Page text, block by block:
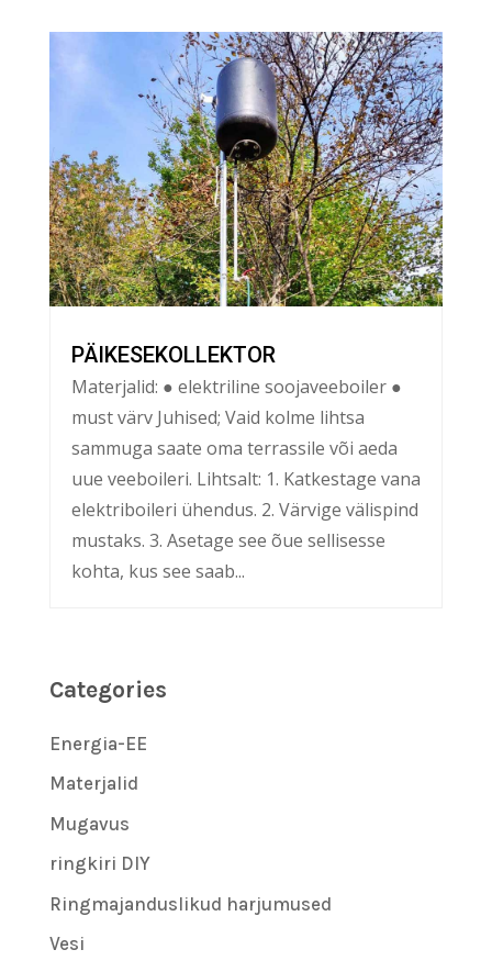
PÄIKESEKOLLEKTOR
Materjalid: ● elektriline soojaveeboiler ●
must värv Juhised; Vaid kolme lihtsa
sammuga saate oma terrassile või aeda
uue veeboileri. Lihtsalt: 1. Katkestage vana
elektriboileri ühendus. 2. Värvige välispind
mustaks. 3. Asetage see õue sellisesse
kohta, kus see saab...
Categories
Energia-EE
Materjalid
Mugavus
ringkiri DIY
Ringmajanduslikud harjumused
Vesi